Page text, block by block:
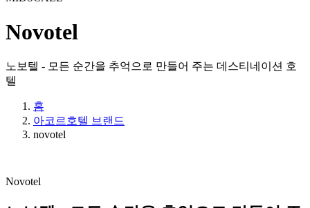
Novotel
노보텔 - 모든 순간을 추억으로 만들어 주는 데스티네이션 호
텔
홈
아코르호텔 브랜드
novotel
Novotel